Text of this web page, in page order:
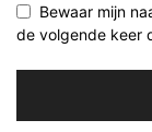
Bewaar mijn
de volgende keer